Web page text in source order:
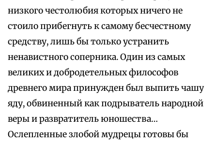
низкого честолюбия которых ничего не
стоило прибегнуть к самому бесчестному
средству, лишь бы только устранить
ненавистного соперника. Один из самых
великих и добродетельных философов
древнего мира принужден был выпить чашу
яду, обвиненный как подрыватель народной
веры и развратитель юношества…
Ослепленные злобой мудрецы готовы бы